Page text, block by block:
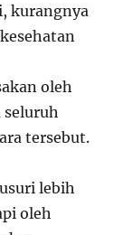
kurangnya
oleh
seluruh
tersebut.
lebih
oleh